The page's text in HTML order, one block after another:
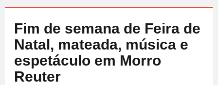
Fim de semana de Feira de
Natal, mateada, música e
espetáculo em Morro
Reuter